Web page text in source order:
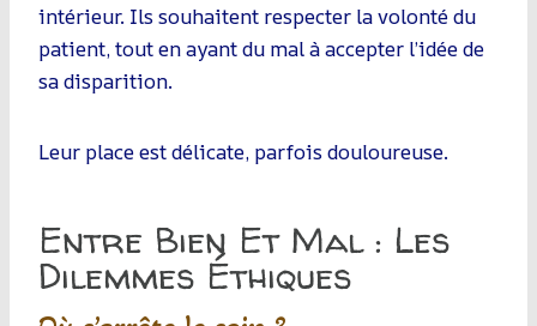
intérieur. Ils souhaitent respecter la volonté du
patient, tout en ayant du mal à accepter l’idée de
sa disparition.
Leur place est délicate, parfois douloureuse.
Entre Bien Et Mal : Les
Dilemmes Éthiques